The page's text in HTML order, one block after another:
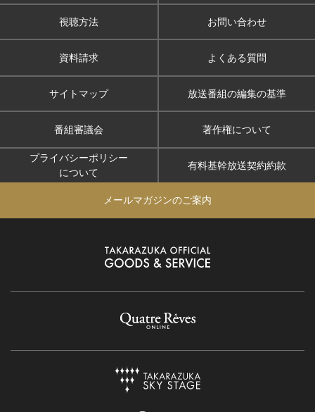
視聴方法 お問い合わせ
資料請求 よくある質問
サイトマップ 放送番組の編集の基準
番組審議会 著作権について
プライバシーポリシー
について
有料基幹放送契約約款
メールマガジンのご案内